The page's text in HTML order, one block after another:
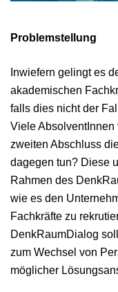
Problemstellung
Inwiefern gelingt es
akademischen
falls dies nicht der
Viele AbsolventInnen
zweiten Abschluss
dagegen tun? Diese
Rahmen des
wie es den
Fachkräfte zu
DenkRaumDialog
zum Wechsel von
möglicher